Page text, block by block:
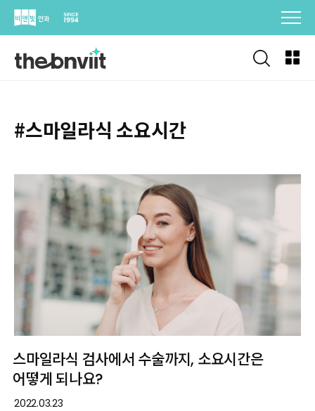
Skip
#스마일라식 소요시간
스마일라식 검사에서 수술까지, 소요시간은
어떻게 되나요?
2022.03.23